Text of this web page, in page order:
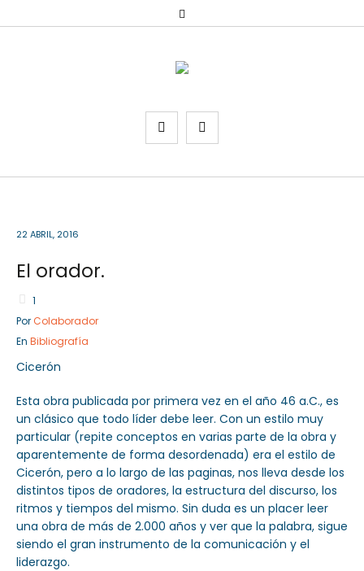
Sector Público
Servicios
22 ABRIL, 2016
El orador.
1
Por Colaborador
En Bibliografía
Cicerón
Esta obra publicada por primera vez en el año 46 a.C., es
un clásico que todo líder debe leer. Con un estilo muy
particular (repite conceptos en varias parte de la obra y
aparentemente de forma desordenada) era el estilo de
Cicerón, pero a lo largo de las paginas, nos lleva desde los
distintos tipos de oradores, la estructura del discurso, los
ritmos y tiempos del mismo. Sin duda es un placer leer
una obra de más de 2.000 años y ver que la palabra, sigue
siendo el gran instrumento de la comunicación y el
liderazgo.